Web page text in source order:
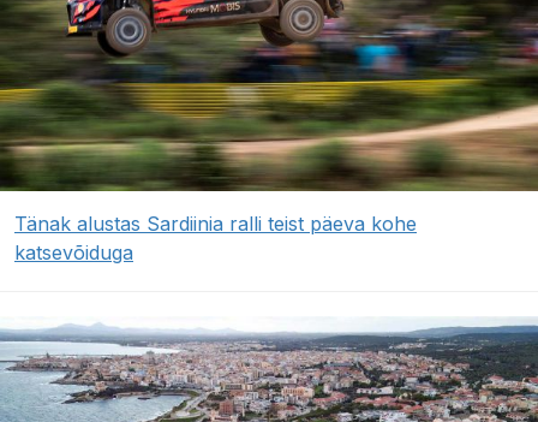
Tänak alustas Sardiinia ralli teist päeva kohe
katsevõiduga